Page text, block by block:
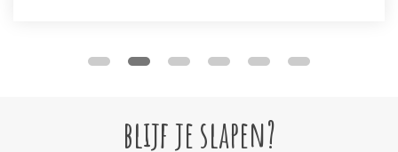
blijf je slapen?